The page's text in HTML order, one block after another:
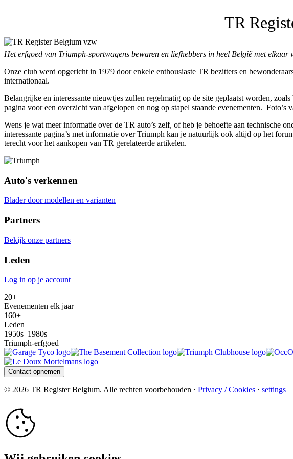
TR
Het erfgoed van Triumph-sportwagens bewaren en liefhebbers in heel België met elkaar
Onze club werd opgericht in 1979 door enkele enthousiaste TR bezitters en
internationaal.
Belangrijke en interessante nieuwtjes zullen regelmatig op de site geplaatst worden,
pagina voor een overzicht van afgelopen en nog op stapel staande evenementen.
Wens je wat meer informatie over de TR auto’s zelf, of heb je behoefte aan technische
interessante pagina’s met informatie over Triumph kan je natuurlijk ook altijd op het
terecht voor het aankopen van TR gerelateerde artikelen.
Auto's verkennen
Blader door modellen en varianten
Partners
Bekijk onze partners
Leden
Log in op je account
20+
Evenementen elk jaar
160+
Leden
1950s–1980s
Triumph-erfgoed
Contact opnemen
© 2026 TR Register Belgium. Alle rechten voorbehouden · Privacy / Cookies · settings